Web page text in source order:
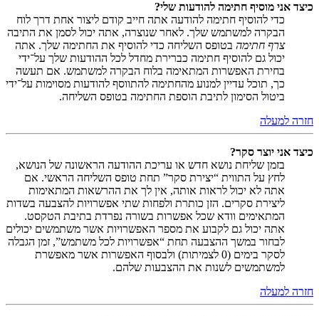
כיצד אני מוסיף חתימה להודעות שלי?
כדי להוסיף חתימה להודעה אתה חייב קודם ליצור אחת דרך לוח
הבקרה למשתמש שלך. לאחר שנוצרה, אתה יכול לסמן את התיבה
צרף חתימה בטופס השליחה כדי להוסיף את החתימה שלך. אתה
יכול גם להוסיף חתימה כברירת מחדל לכל ההודעות שלך על־ידי
בחירת האפשרות המתאימה בלוח הבקרה למשתמש. אם תעשה
כך, תוכל עדיין למנוע מהחתימה להתווסף להודעות מסוימות על־ידי
ביטול הסימון לתיבת הוספת החתימה בטופס השליחה.
חזרה למעלה
כיצד אני יוצר סקר?
בזמן שליחת נושא חדש או עריכת ההודעה הראשונה של הנושא,
לחץ על התווית “יצירת סקר” תחת טופס השליחה הראשי. אם
אתה לא יכול לראות אותה, אין לך את ההרשאות המתאימות
ליצירת סקרים. הזן כותרת ולפחות שתי אפשרויות להצבעה בשדות
המתאימים וודא שכל אפשרות בשורה נפרדת בתיבת הטקסט.
אתה יכול גם לקבוע את מספר האפשרויות אשר משתמשים יכולים
לבחור במשך ההצבעה תחת “אפשרויות לכל משתמש”, זמן הגבלה
לסקר בימים (0 לצמיתות) ולבסוף האפשרות אשר מאפשרת
למשתמשים לשנות את ההצבעות שלהם.
חזרה למעלה